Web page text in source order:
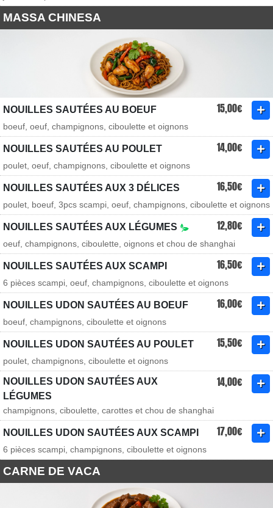
MASSA CHINESA
NOUILLES SAUTÉES AU BOEUF 15,00€
boeuf, oeuf, champignons, ciboulette et oignons
NOUILLES SAUTÉES AU POULET 14,00€
poulet, oeuf, champignons, ciboulette et oignons
NOUILLES SAUTÉES AUX 3 DÉLICES 16,50€
poulet, boeuf, 3pcs scampi, oeuf, champignons, ciboulette et oignons
NOUILLES SAUTÉES AUX LÉGUMES 12,80€
oeuf, champignons, ciboulette, oignons et chou de shanghai
NOUILLES SAUTÉES AUX SCAMPI 16,50€
6 pièces scampi, oeuf, champignons, ciboulette et oignons
NOUILLES UDON SAUTÉES AU BOEUF 16,00€
boeuf, champignons, ciboulette et oignons
NOUILLES UDON SAUTÉES AU POULET 15,50€
poulet, champignons, ciboulette et oignons
NOUILLES UDON SAUTÉES AUX
LÉGUMES
14,00€
champignons, ciboulette, carottes et chou de shanghai
NOUILLES UDON SAUTÉES AUX SCAMPI 17,00€
6 pièces scampi, champignons, ciboulette et oignons
CARNE DE VACA